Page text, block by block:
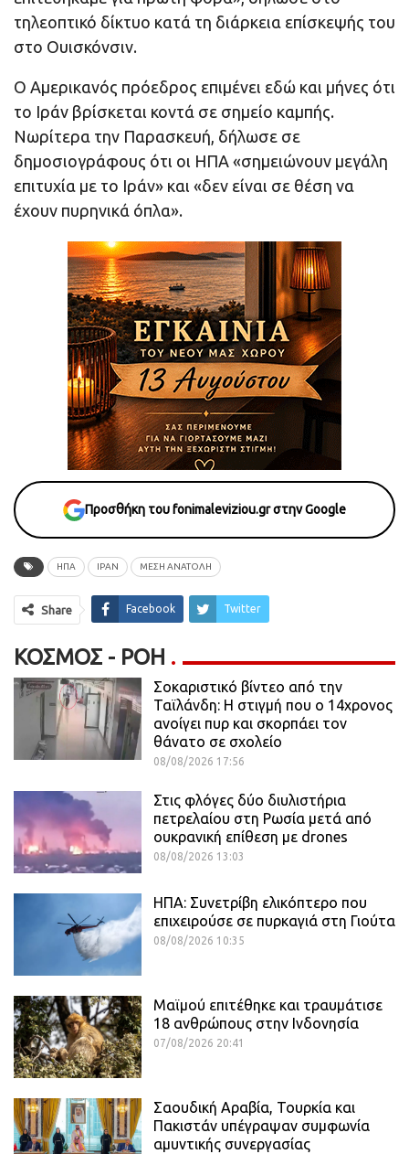
τηλεοπτικό δίκτυο κατά τη διάρκεια επίσκεψής του
στο Ουισκόνσιν.
Ο Αμερικανός πρόεδρος επιμένει εδώ και μήνες ότι
το Ιράν βρίσκεται κοντά σε σημείο καμπής.
Νωρίτερα την Παρασκευή, δήλωσε σε
δημοσιογράφους ότι οι ΗΠΑ «σημειώνουν μεγάλη
επιτυχία με το Ιράν» και «δεν είναι σε θέση να
έχουν πυρηνικά όπλα».
Προσθήκη του fonimaleviziou.gr στην Google
ΗΠΑ ΙΡΑΝ ΜΕΣΗ ΑΝΑΤΟΛΗ
Share Facebook Twitter
ΚΌΣΜΟΣ - ΡΟΗ
Σοκαριστικό βίντεο από την
Ταϊλάνδη: Η στιγμή που ο 14χρονος
ανοίγει πυρ και σκορπάει τον
θάνατο σε σχολείο
08/08/2026 17:56
Στις φλόγες δύο διυλιστήρια
πετρελαίου στη Ρωσία μετά από
ουκρανική επίθεση με drones
08/08/2026 13:03
ΗΠΑ: Συνετρίβη ελικόπτερο που
επιχειρούσε σε πυρκαγιά στη Γιούτα
08/08/2026 10:35
Μαϊμού επιτέθηκε και τραυμάτισε
18 ανθρώπους στην Ινδονησία
07/08/2026 20:41
Σαουδική Αραβία, Τουρκία και
Πακιστάν υπέγραψαν συμφωνία
αμυντικής συνεργασίας